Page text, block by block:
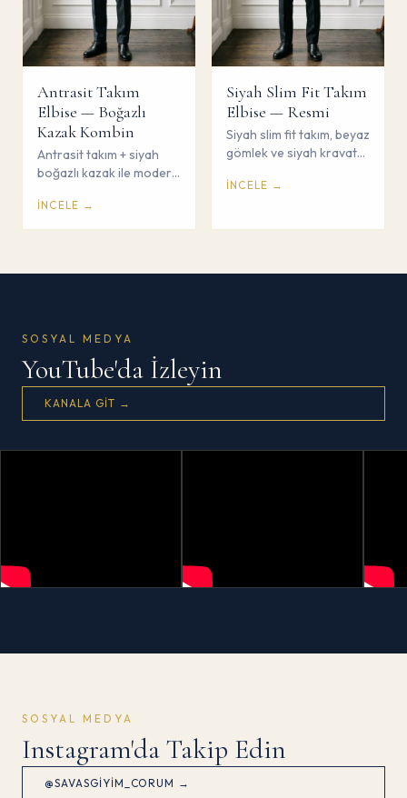
Antrasit Takım
Elbise — Boğazlı
Kazak Kombin
Antrasit takım + siyah
boğazlı kazak ile modern
ve kravat yok. Çorum
Savaş Giyim.
İNCELE →
Siyah Slim Fit Takım
Elbise — Resmi
Siyah slim fit takım, beyaz
gömlek ve siyah kravat
Çorum Savaş Giyim.
İNCELE →
SOSYAL MEDYA
YouTube'da İzleyin
KANALA GIT →
SOSYAL MEDYA
Instagram'da Takip Edin
@SAVASGIYIM_CORUM →